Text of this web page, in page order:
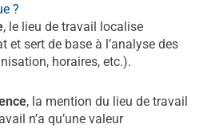
?
, le lieu de travail localise
et sert de base à l’analyse des
horaires, etc.).​
, la mention du lieu de travail
n’a qu’une valeur